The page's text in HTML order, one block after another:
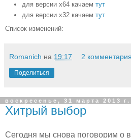
для версии х64 качаем тут
для версии х32 качаем тут
Список изменений:
Romanich на 19:17 2
Поделиться
воскресенье, 31 марта 2013 г.
Хитрый выбор
Сегодня мы снова поговорим о